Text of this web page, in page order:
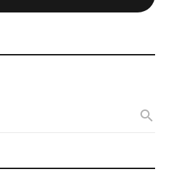
search